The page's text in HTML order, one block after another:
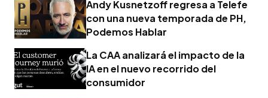
Andy Kusnetzoff regresa a Telefe
con una nueva temporada de PH,
Podemos Hablar
La CAA analizará el impacto de la
IA en el nuevo recorrido del
consumidor